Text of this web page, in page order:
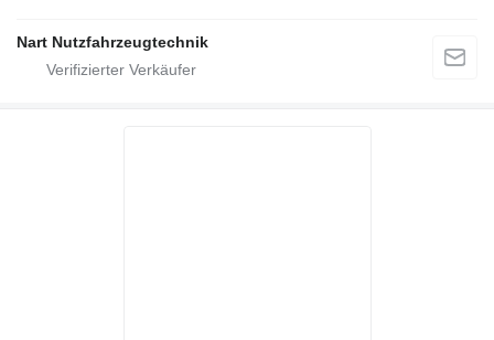
Nart Nutzfahrzeugtechnik